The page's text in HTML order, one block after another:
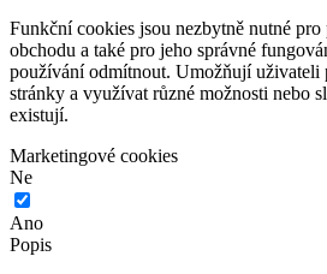
Funkční cookies jsou nezbytně nutné
obchodu a také pro jeho správné
používání odmítnout. Umožňují uživateli
stránky a využívat různé možnosti nebo
existují.
Marketingové cookies
Ne
Ano
Popis